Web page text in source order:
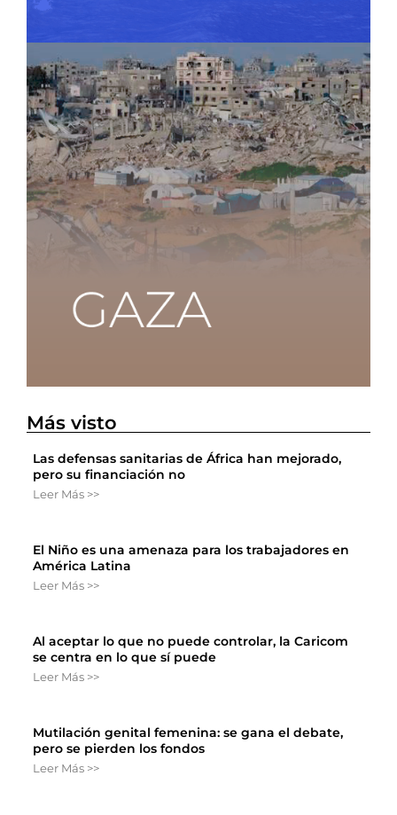
Más visto
Las defensas sanitarias de África han mejorado,
pero su financiación no
Leer Más >>
El Niño es una amenaza para los trabajadores en
América Latina
Leer Más >>
Al aceptar lo que no puede controlar, la Caricom
se centra en lo que sí puede
Leer Más >>
Mutilación genital femenina: se gana el debate,
pero se pierden los fondos
Leer Más >>